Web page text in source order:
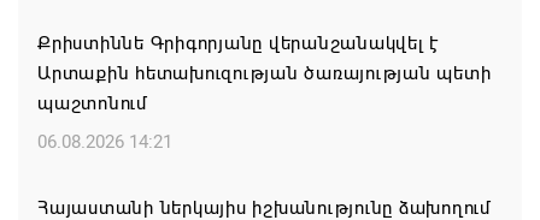
Քրիստիննե Գրիգորյանը վերանշանակվել է
Արտաքին հետախուզության ծառայության պետի
պաշտոնում
06.08.2026 14:21
Հայաստանի ներկայիս իշխանությունը ձախողում